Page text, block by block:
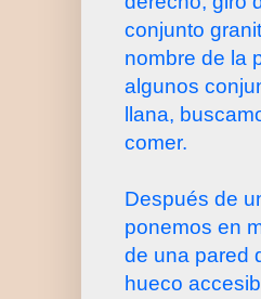
conjunto
nombre de la
algunos
llana,
comer.
Después de
ponemos en
de una pared
hueco